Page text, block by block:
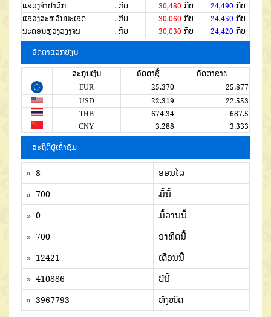
ແຂວງຈໍາປາສັກ
. ກີບ 30,480ກີບ 24,490ກີບ
ແຂວງສະຫວັນນະເຂດ
. ກີບ 30,060ກີບ 24,450ກີບ
ນະຄອນຫຼວງວຽງຈັນ
. ກີບ 30,030ກີບ 24,420ກີບ
ອັດຕາແລກປ່ຽນ
ສະກຸນເງີນ ອັດຕາຊື້
ອັດຕາຂາຍ
EUR
25.370
25.877
USD
22.319
22.553
THB
674.34
687.5
CNY
3.288 3.333
ສະຖິຕິຜູ້ເຂົ້າຊົມ
» 8
ອອນໄລ
» 700
ມື້ນີ້
» 0
ມື້ວານນີ້
» 700
ອາທິດນີ້
» 12421
ເດືອນນີ້
» 410886
ປີນີ້
» 3967793
ທັງໜົດ